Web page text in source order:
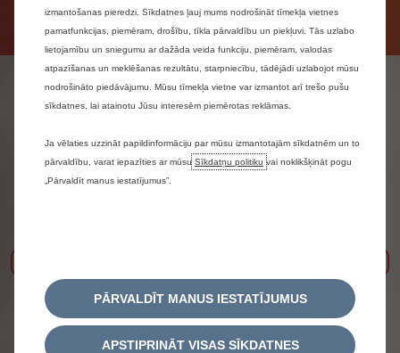
Citroën krosoveri
izmantošanas pieredzi. Sīkdatnes ļauj mums nodrošināt tīmekļa vietnes
pamatfunkcijas, piemēram, drošību, tīkla pārvaldību un piekļuvi. Tās uzlabo
lietojamību un sniegumu ar dažāda veida funkciju, piemēram, valodas
atpazīšanas un meklēšanas rezultātu, starpniecību, tādējādi uzlabojot mūsu
nodrošināto piedāvājumu. Mūsu tīmekļa vietne var izmantot arī trešo pušu
sīkdatnes, lai atainotu Jūsu interesēm piemērotas reklāmas.
Ja vēlaties uzzināt papildinformāciju par mūsu izmantotajām sīkdatnēm un to
pārvaldību, varat iepazīties ar mūsu Sīkdatņu politiku vai noklikšķināt pogu
„Pārvaldīt manus iestatījumus”.
PĀRVALDĪT MANUS IESTATĪJUMUS
APSTIPRINĀT VISAS SĪKDATNES